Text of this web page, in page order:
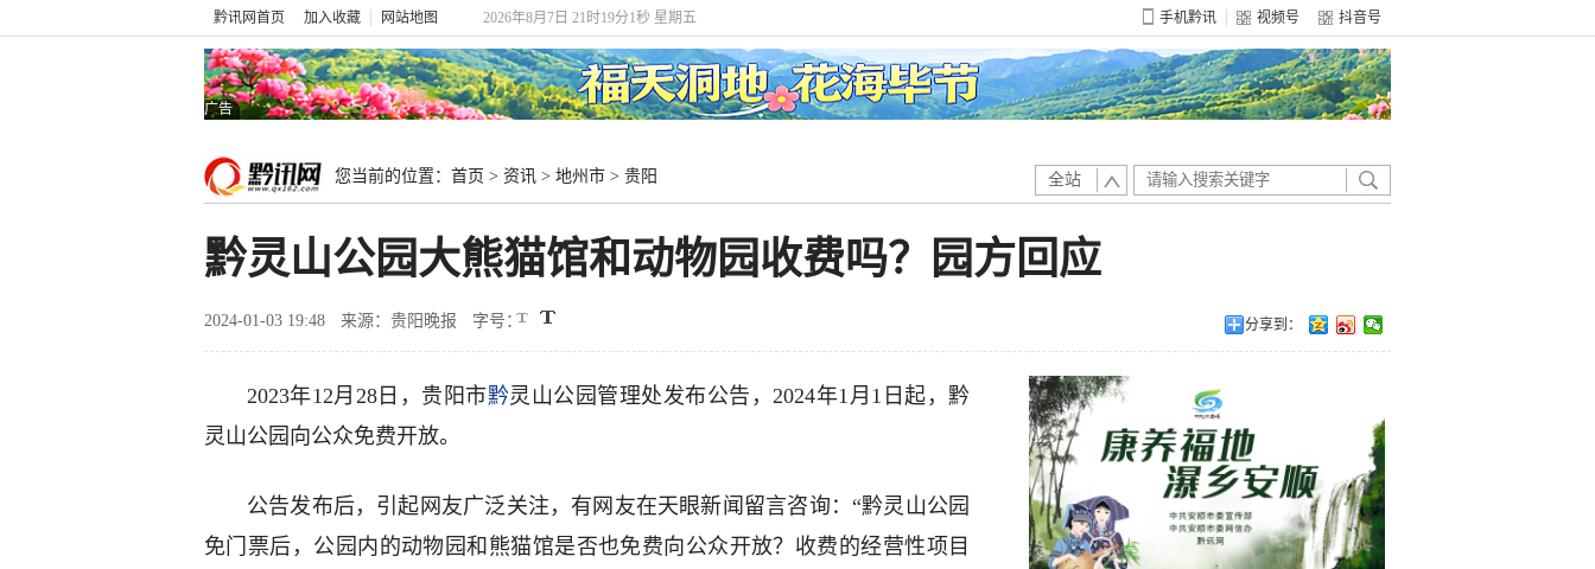
黔讯网首页 加入收藏 网站地图 2026年8月7日 21时19分1秒 星期五 手机黔讯 视频号 抖音号
广告
您当前的位置： 首页 > 资讯 > 地州市 > 贵阳 全站
黔灵山公园大熊猫馆和动物园收费吗？园方回应
2024-01-03 19:48 来源：贵阳晚报 字号： 分享到：
2023年12月28日，贵阳市黔灵山公园管理处发布公告，2024年1月1日起，黔
灵山公园向公众免费开放。
公告发布后，引起网友广泛关注，有网友在天眼新闻留言咨询：“黔灵山公园
免门票后，公园内的动物园和熊猫馆是否也免费向公众开放？收费的经营性项目